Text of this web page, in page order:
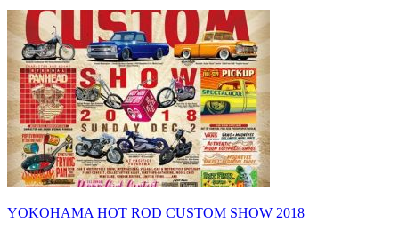
YOKOHAMA HOT ROD CUSTOM SHOW 2018